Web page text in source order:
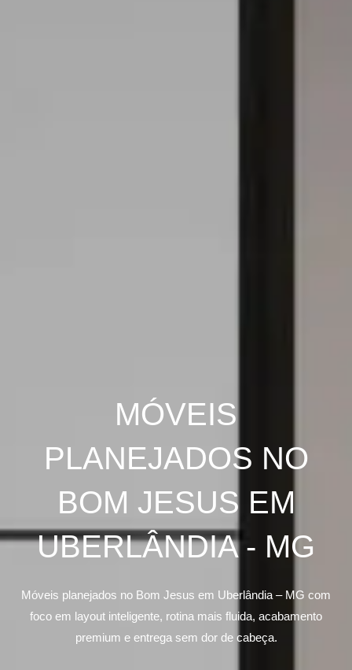
MÓVEIS
PLANEJADOS NO
BOM JESUS EM
UBERLÂNDIA - MG
Móveis planejados no Bom Jesus em Uberlândia – MG com
foco em layout inteligente, rotina mais fluida, acabamento
premium e entrega sem dor de cabeça.